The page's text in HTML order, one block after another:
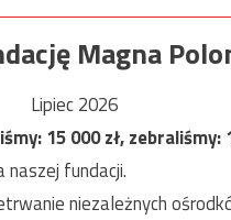
Magna
Lipiec 2026
15 000zł, zebraliśmy:
naszej fundacji.
niezależnych